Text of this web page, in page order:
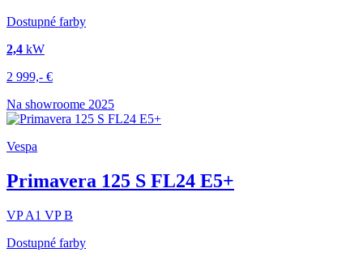
Dostupné farby
2,4 kW
2 999,- €
Na showroome 2025
Vespa
Primavera 125 S FL24 E5+
VPA1 VPB
Dostupné farby